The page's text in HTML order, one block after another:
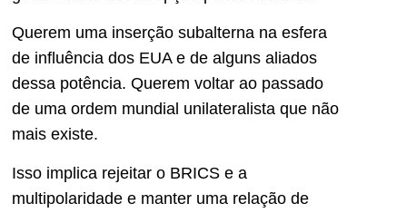
Querem uma inserção subalterna na esfera
de influência dos EUA e de alguns aliados
dessa potência. Querem voltar ao passado
de uma ordem mundial unilateralista que não
mais existe.
Isso implica rejeitar o BRICS e a
multipolaridade e manter uma relação de